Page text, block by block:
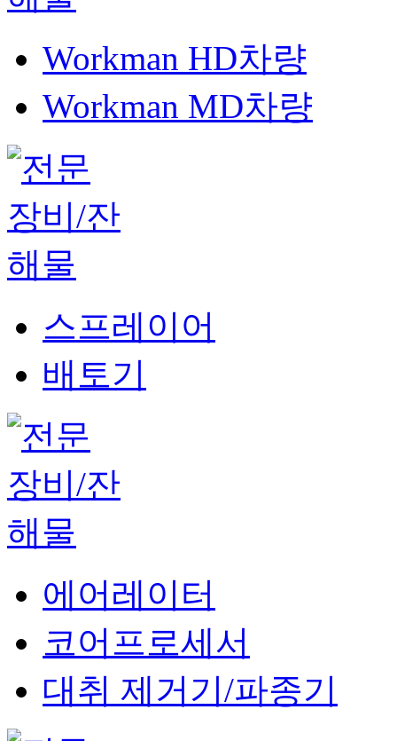
Workman HD차량
Workman MD차량
스프레이어
배토기
에어레이터
코어프로세서
대취 제거기/파종기